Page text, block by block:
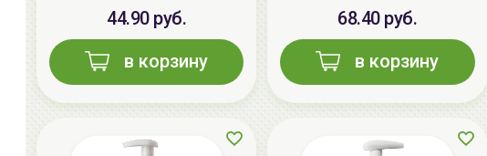
44.90 руб.
в корзину
68.40 руб.
в корзину